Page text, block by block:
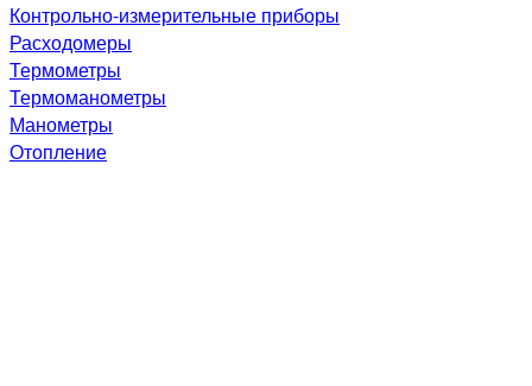
Контрольно-измерительные приборы
Расходомеры
Термометры
Термоманометры
Манометры
Отопление